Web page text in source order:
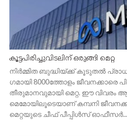
കൂട്ടപിരിച്ചുവിടലിന് ഒരുങ്ങി മെറ്റ
നിർമ്മിത ബുദ്ധിയ്ക്ക് കൂടുതൽ
ഗമായി 8000ത്തോളം ജീവനക്കാരെ
തീരുമാനവുമായി മെറ്റ. ഈ വിവരം
മെമോയിലൂടെയാണ് കമ്പനി
മെറ്റയുടെ ചീഫ് പീപ്പിൾസ് ഓഫീസർ...